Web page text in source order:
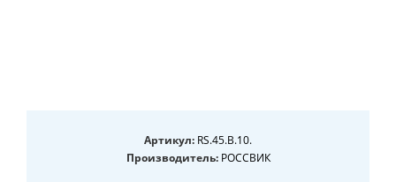
Артикул: RS.45.B.10.
Производитель:РОССВИК